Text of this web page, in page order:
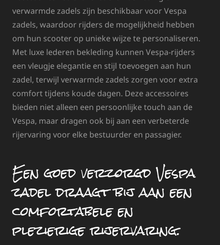
verwarmde zadels zijn beschikbaar voor Vespa
zadels, waardoor rijders de mogelijkheid hebben
om hun scooter op unieke wijze te personaliseren.
Met luxe lederen bekleding kunnen Vespa-rijders
een vleugje elegantie en stijl toevoegen aan hun
zadel, terwijl verwarmde zadels zorgen voor extra
comfort tijdens koude dagen. Deze accessoires
bieden niet alleen een persoonlijke touch aan de
Vespa, maar dragen ook bij aan een verbeterde
rijervaring voor elke bestuurder en passagier.
Een goed verzorgd Vespa
zadel draagt bij aan een
comfortabele en
plezierige rijervaring.